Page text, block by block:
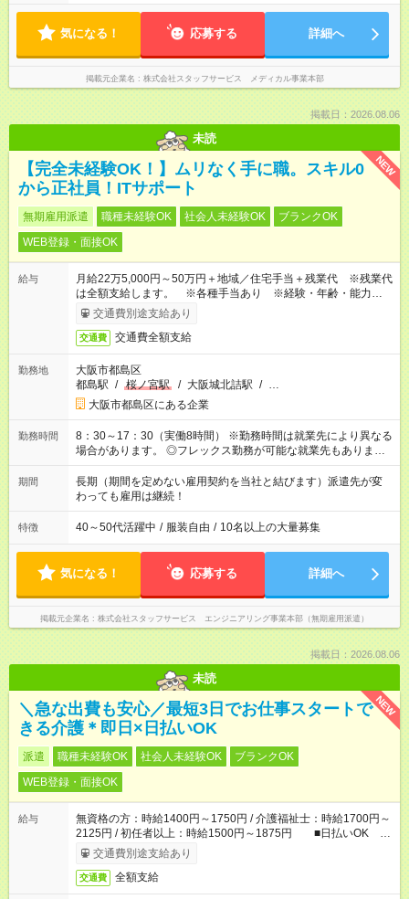
気になる！ 応募する 詳細へ
掲載元企業名 株式会社スタッフサービス メディカル事業本部
掲載日：2026.08.06
未読
NEW
【完全未経験OK！】ムリなく手に職。スキル0
から正社員！ITサポート
無期雇用派遣 職種未経験OK 社会人未経験OK
ブランクOK
WEB登録・面接OK
給与
月給22万5,000円～50万円＋地域／住宅手当＋残業代 ※残業代
は全額支給します。 ※各種手当あり ※経験・年齢・能力等を
考慮して加給・優遇します。
交通費別途支給あり
交通費 交通費全額支給
勤務地
大阪市都島区
都島駅 / 桜ノ宮駅 / 大阪城北詰駅 / …
大阪市都島区にある企業
勤務時間
8：30～17：30（実働8時間） ※勤務時間は就業先により異なる
場合があります。 ◎フレックス勤務が可能な就業先もありま
す。 ◎今よりもさらに働きやすい環境をつくるべく、 働き方
改革に全社をあげて取り組んでいます。
期間
長期（期間を定めない雇用契約を当社と結びます）派遣先が変
わっても雇用は継続！
特徴 40～50代活躍中 / 服装自由 / 10名以上の大量募集
気になる！ 応募する 詳細へ
掲載元企業名 株式会社スタッフサービス エンジニアリング事業本部（無期雇用派遣）
掲載日：2026.08.06
未読
NEW
＼急な出費も安心／最短3日でお仕事スタートで
きる介護＊即日×日払いOK
派遣 職種未経験OK 社会人未経験OK
ブランクOK
WEB登録・面接OK
給与
無資格の方：時給1400円～1750円 / 介護福祉士：時給1700円～
2125円 / 初任者以上：時給1500円～1875円 ■日払いOK ■
日収例：1万1200円（時給1400円×8h）
交通費別途支給あり
交通費 全額支給